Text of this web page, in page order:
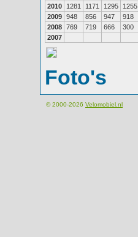
2010
1281 1171 1295 1255
2009 948 856 947 918
2008 769 719 666 300
2007
Foto's
© 2000-2026 Velomobiel.nl